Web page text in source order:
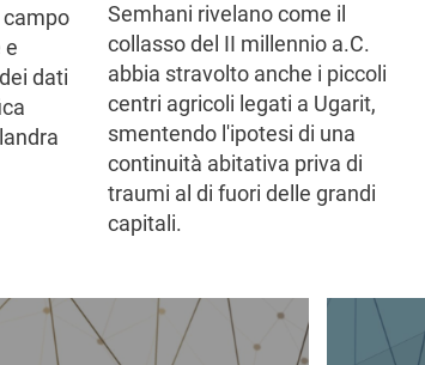
e
dati
Semhani rivelano come il
collasso del II millennio a.C.
abbia stravolto anche i piccoli
centri agricoli legati a Ugarit,
smentendo l'ipotesi di una
continuità abitativa priva di
traumi al di fuori delle grandi
capitali.
Image